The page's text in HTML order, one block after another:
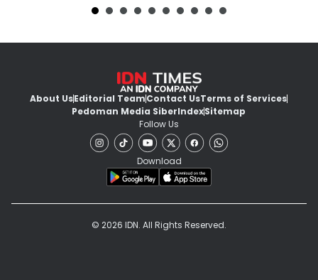
About UsEditorial TeamContact UsTerms of Services
Pedoman Media SiberIndexSitemap
Follow Us
Download
© 2026 IDN. All Rights Reserved.